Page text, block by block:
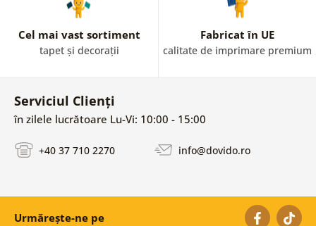
Cel mai vast sortiment
tapet și decorații
Fabricat în UE
calitate de imprimare premium
Serviciul Clienți
în zilele lucrătoare Lu-Vi: 10:00 - 15:00
+40 37 710 2270 info@dovido.ro
Urmărește-ne pe